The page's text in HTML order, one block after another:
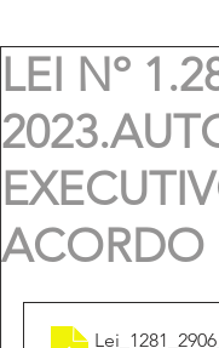
LEI Nº
ACORDO